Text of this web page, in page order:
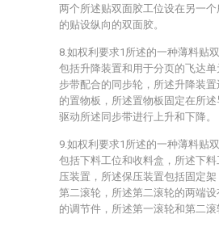
两个所述贴双面胶工位设在另一
的贴设纵向的双面胶。
8.如权利要求1所述的一种薄料贴
包括升降装置和用于分页的飞达
步带配合的同步轮，所述升降装
的置物板，所述置物板固定在所
驱动所述同步带进行上升和下降。
9.如权利要求1所述的一种薄料贴
包括下料工位和收料盒，所述下
压装置，所述保压装置包括固定
第二滚轮，所述第二滚轮的两端
的调节件，所述第一滚轮和第二滚